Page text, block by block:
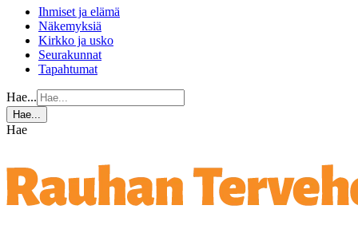
Ihmiset ja elämä
Näkemyksiä
Kirkko ja usko
Seurakunnat
Tapahtumat
Hae...
Hae...
Hae